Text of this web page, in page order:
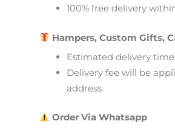
100% free delivery
Hampers, Custom Gifts,
Estimated delivery
Delivery fee will be
address
Order Via Whatsapp